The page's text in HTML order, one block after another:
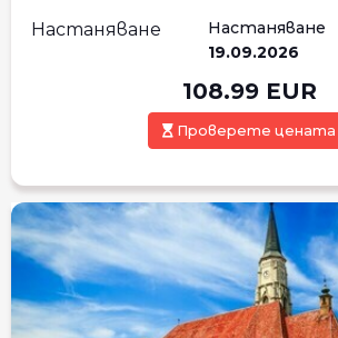
Настаняване
Настаняване
19.09.2026
108.99EUR
Проверете цената